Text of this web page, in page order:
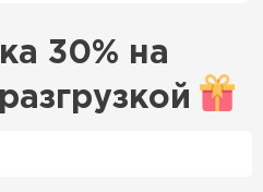
30% на
разгрузкой